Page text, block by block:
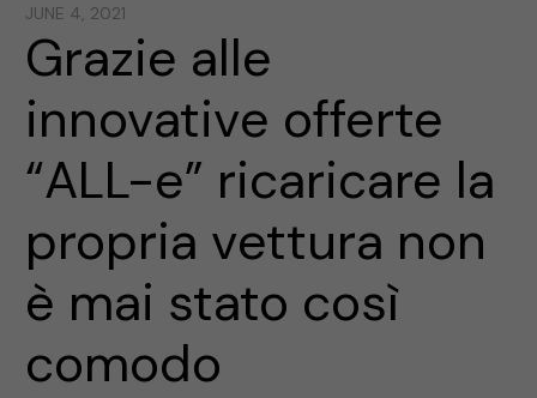
JUNE 4, 2021
Grazie alle
innovative offerte
“ALL-e” ricaricare la
propria vettura non
è mai stato così
comodo